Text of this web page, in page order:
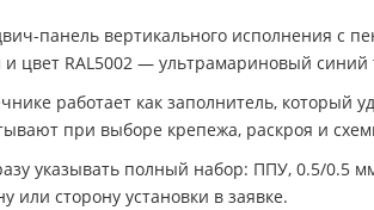
панель вертикального исполнения
цвет RAL5002 — ультрамариновый синий
работает как заполнитель,
при выборе крепежа, раскроя и
указывать полный набор: ППУ, 0.5/0.5
или сторону установки в заявке.